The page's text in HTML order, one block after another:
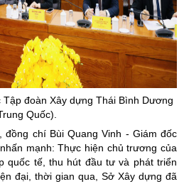
đoàn Xây dựng Thái Bình Dương
Quốc).
đồng chí Bùi Quang Vinh - Giám đốc
mạnh: Thực hiện chủ trương của
quốc tế, thu hút đầu tư và phát triển
đại, thời gian qua, Sở Xây dựng đã